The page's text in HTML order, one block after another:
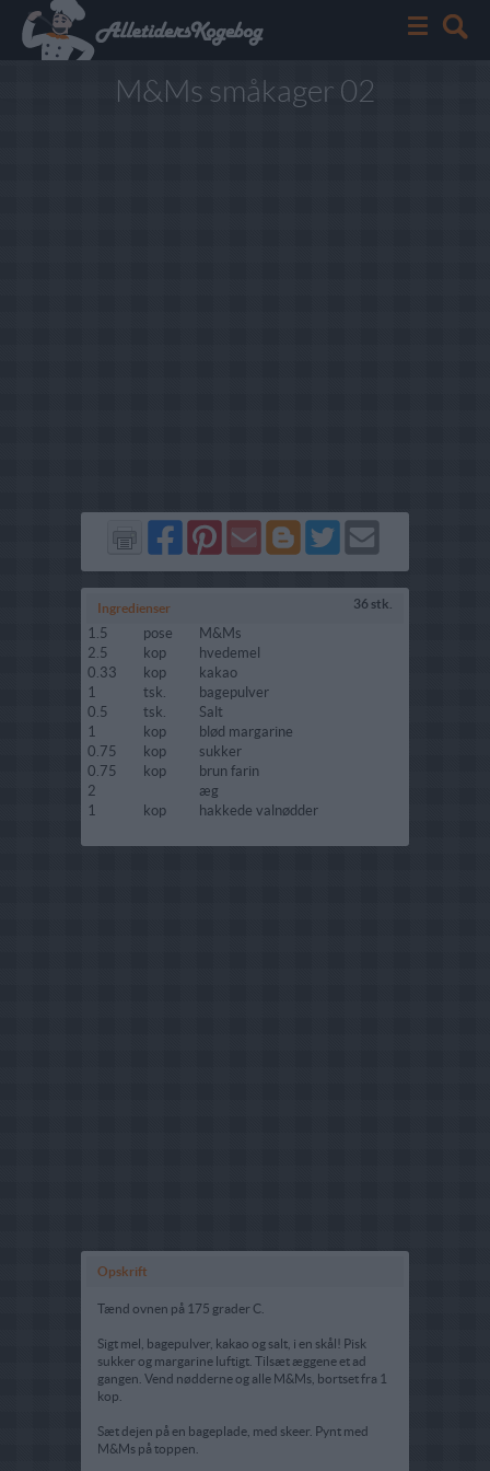
M&Ms småkager 02
Del
på
Facebook
Del
på
Pinterest
Send
via
GMail
Del
på
Blogger
Del
på
Twitter
Send
Ingredienser 36 stk.
1.5 pose
M&Ms
2.5
kop
hvedemel
0.33
kop
kakao
1
tsk.
bagepulver
0.5
tsk.
Salt
1
kop
blød margarine
0.75
kop
sukker
0.75
kop
brun farin
2
æg
1
kop hakkede valnødder
Opskrift
Tænd ovnen på 175 grader C.
Sigt mel, bagepulver, kakao og salt, i en skål! Pisk
sukker og margarine luftigt. Tilsæt æggene et ad
gangen. Vend nødderne og alle M&Ms, bortset fra 1
kop.
Sæt dejen på en bageplade, med skeer. Pynt med
M&Ms på toppen.